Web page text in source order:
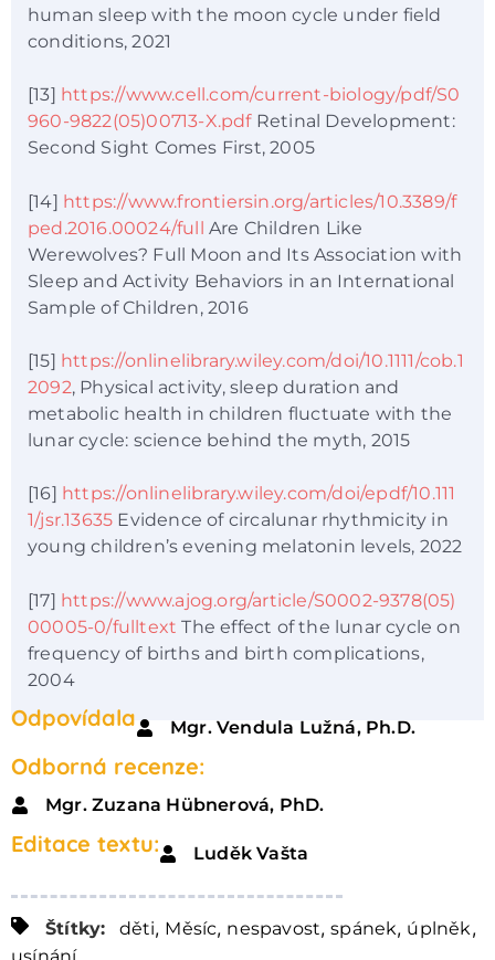
human sleep with the moon cycle under field
conditions, 2021
[13] https://www.cell.com/current-biology/pdf/S0
960-9822(05)00713-X.pdfRetinal Development:
Second Sight Comes First, 2005
[14] https://www.frontiersin.org/articles/10.3389/f
ped.2016.00024/full Are Children Like
Werewolves? Full Moon and Its Association with
Sleep and Activity Behaviors in an International
Sample of Children, 2016
[15] https://onlinelibrary.wiley.com/doi/10.1111/cob.1
2092, Physical activity, sleep duration and
metabolic health in children fluctuate with the
lunar cycle: science behind the myth, 2015
[16] https://onlinelibrary.wiley.com/doi/epdf/10.111
1/jsr.13635 Evidence of circalunar rhythmicity in
young children’s evening melatonin levels, 2022
[17] https://www.ajog.org/article/S0002-9378(05)
00005-0/fulltext The effect of the lunar cycle on
frequency of births and birth complications,
2004
Odpovídala Mgr. Vendula Lužná, Ph.D.
Odborná recenze:
Mgr. Zuzana Hübnerová, PhD.
Editace textu: Luděk Vašta
Štítky: děti, Měsíc, nespavost, spánek, úplněk,